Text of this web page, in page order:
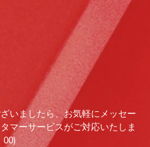
いましたら、お気軽にメッセー
マーサービスがご対応いたしま
00)